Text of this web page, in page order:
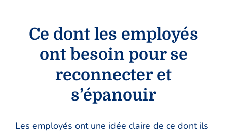
Ce dont les employés
ont besoin pour se
reconnecter et
s’épanouir
Les employés ont une idée claire de ce dont ils